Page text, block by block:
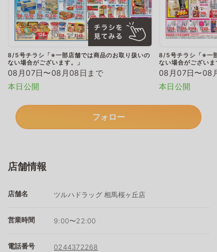
8/5号チラシ「※一部店舗では商品のお取り扱いの
ない場合がございます。」
08月07日〜08月08日まで
本日公開
8/5号チラシ「※一
ない場合がございま
08月07日〜08
本日公開
フォロー
店舗情報
店舗名 ツルハドラッグ 相馬桜ヶ丘店
営業時間 9:00〜22:00
電話番号 0244372268